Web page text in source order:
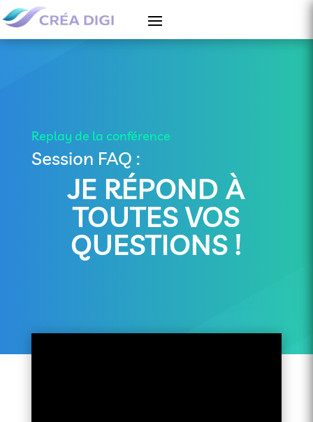
Replay de la conférence
Session FAQ :
JE RÉPOND À
TOUTES VOS
QUESTIONS !